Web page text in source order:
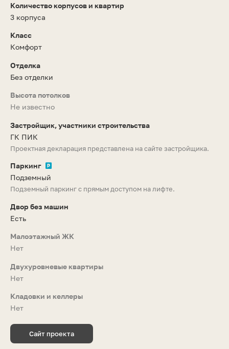
Количество корпусов и квартир
3 корпуса
Класс
Комфорт
Отделка
Без отделки
Высота потолков
Не известно
Застройщик, участники строительства
ГК ПИК
Проектная декларация представлена на сайте застройщика.
Паркинг
Подземный
Подземный паркинг с прямым доступом на лифте.
Двор без машин
Есть
Малоэтажный ЖК
Нет
Двухуровневые квартиры
Нет
Кладовки и келлеры
Нет
Сайт проекта